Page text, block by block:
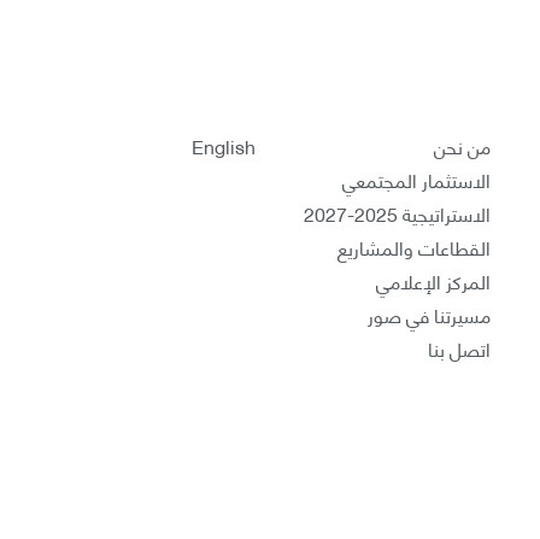
من نحن
الاستثمار المجتمعي
الاستراتيجية 2025-2027
القطاعات والمشاريع
المركز الإعلامي
مسيرتنا في صور
اتصل بنا
English